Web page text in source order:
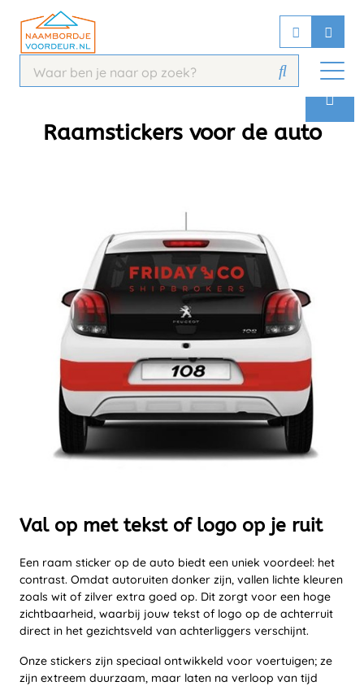
Chat 24/7 met onze chatbot voor
hulp
Contact
Raamstickers voor de auto
Val op met tekst of logo op je ruit
Een raam sticker op de auto biedt een uniek voordeel: het
contrast. Omdat autoruiten donker zijn, vallen lichte kleuren
zoals wit of zilver extra goed op. Dit zorgt voor een hoge
zichtbaarheid, waarbij jouw tekst of logo op de achterruit
direct in het gezichtsveld van achterliggers verschijnt.
Onze stickers zijn speciaal ontwikkeld voor voertuigen; ze
zijn extreem duurzaam, maar laten na verloop van tijd